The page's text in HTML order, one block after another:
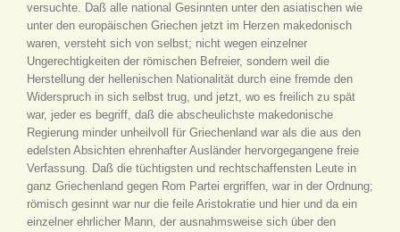
versuchte. Daß alle national Gesinnten unter den asiatischen wie
unter den europäischen Griechen jetzt im Herzen makedonisch
waren, versteht sich von selbst; nicht wegen einzelner
Ungerechtigkeiten der römischen Befreier, sondern weil die
Herstellung der hellenischen Nationalität durch eine fremde den
Widerspruch in sich selbst trug, und jetzt, wo es freilich zu spät
war, jeder es begriff, daß die abscheulichste makedonische
Regierung minder unheilvoll für Griechenland war als die aus den
edelsten Absichten ehrenhafter Ausländer hervorgegangene freie
Verfassung. Daß die tüchtigsten und rechtschaffensten Leute in
ganz Griechenland gegen Rom Partei ergriffen, war in der Ordnung;
römisch gesinnt war nur die feile Aristokratie und hier und da ein
einzelner ehrlicher Mann, der ausnahmsweise sich über den